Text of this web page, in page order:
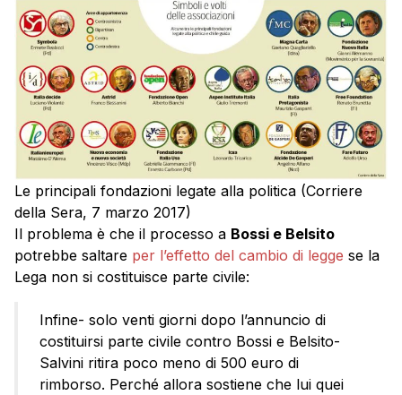
Le principali fondazioni legate alla politica (Corriere
della Sera, 7 marzo 2017)
Il problema è che il processo a Bossi e Belsito
potrebbe saltare per l’effetto del cambio di legge se la
Lega non si costituisce parte civile:
Infine- solo venti giorni dopo l’annuncio di
costituirsi parte civile contro Bossi e Belsito-
Salvini ritira poco meno di 500 euro di
rimborso. Perché allora sostiene che lui quei